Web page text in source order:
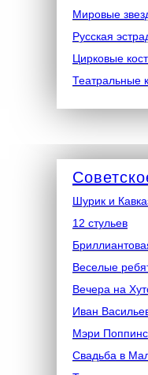
Мировые
Русская
Цирковые
Театральные
Шурик и
12 стульев
Веселые
Вечера на
Иван
Мэри Поппинс
Свадьба в